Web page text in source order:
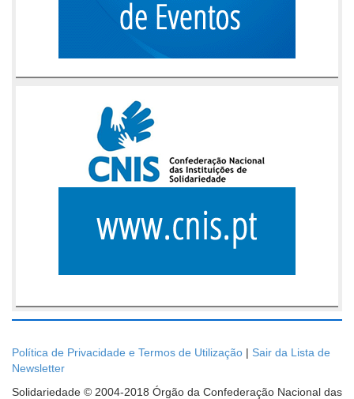
Política de Privacidade e Termos de Utilização | Sair da Lista de
Newsletter
Solidariedade © 2004-2018 Órgão da Confederação Nacional das